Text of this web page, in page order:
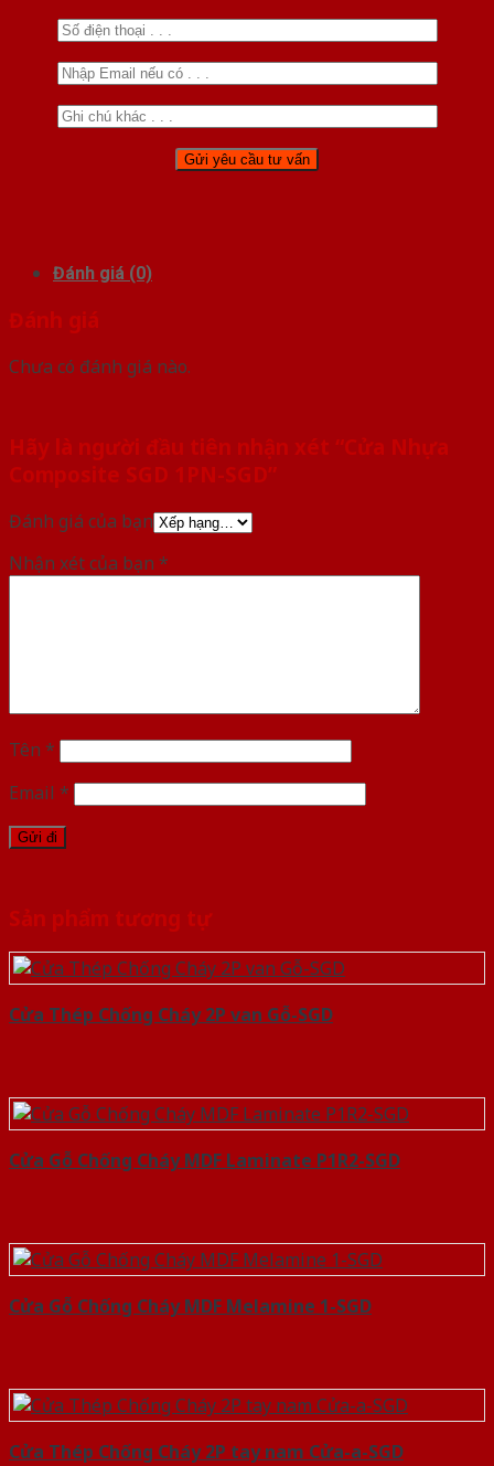
Đánh giá (0)
Đánh giá
Chưa có đánh giá nào.
Hãy là người đầu tiên nhận xét “Cửa Nhựa
Composite SGD 1PN-SGD”
Đánh giá của bạn
Nhận xét của bạn *
Tên *
Email *
Sản phẩm tương tự
Cửa Thép Chống Cháy 2P van Gỗ-SGD
Cửa Gỗ Chống Cháy MDF Laminate P1R2-SGD
Cửa Gỗ Chống Cháy MDF Melamine 1-SGD
Cửa Thép Chống Cháy 2P tay nam Cửa-a-SGD